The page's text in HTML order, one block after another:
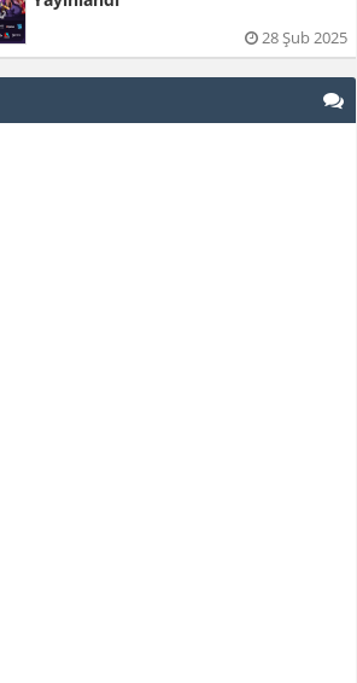
28 Şub 2025